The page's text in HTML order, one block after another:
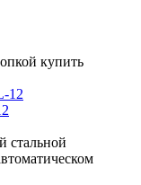
купить
стальной